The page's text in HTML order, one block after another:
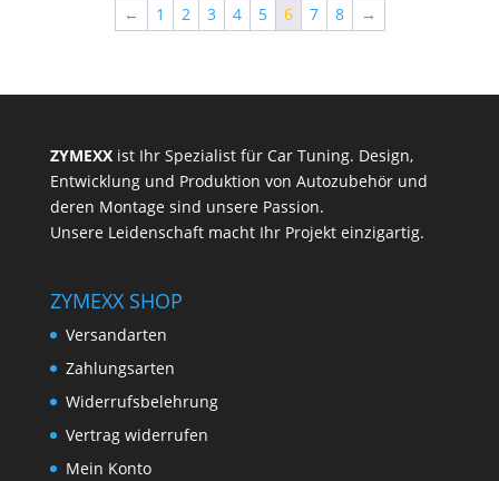
← 1 2 3 4 5 6 7 8 →
ZYMEXXist Ihr Spezialist für Car Tuning. Design,
Entwicklung und Produktion von Autozubehör und
deren Montage sind unsere Passion.
Unsere Leidenschaft macht Ihr Projekt einzigartig.
ZYMEXX SHOP
Versandarten
Zahlungsarten
Widerrufsbelehrung
Vertrag widerrufen
Mein Konto